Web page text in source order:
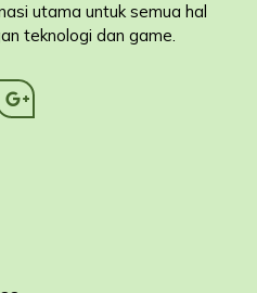
utama untuk semua hal
teknologi dan game.